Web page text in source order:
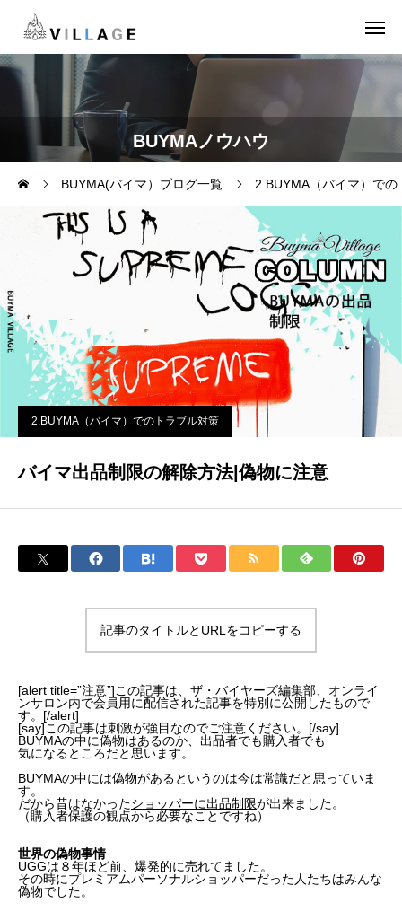
BUYMAノウハウ
BUYMA(バイマ）ブログ一覧 2.BUYMA（バイマ）での
2.BUYMA（バイマ）でのトラブル対策
バイマ出品制限の解除方法|偽物に注意
記事のタイトルとURLをコピーする
[alert title=”注意”]この記事は、ザ・バイヤーズ編集部、オンライ
ンサロン内で会員用に配信された記事を特別に公開したもので
す。[/alert]
[say]この記事は刺激が強目なのでご注意ください。[/say]
BUYMAの中に偽物はあるのか、出品者でも購入者でも
気になるところだと思います。
BUYMAの中には偽物があるというのは今は常識だと思っていま
す。
だから昔はなかったショッパーに出品制限が出来ました。
（購入者保護の観点から必要なことですね）
世界の偽物事情
UGGは８年ほど前、爆発的に売れてました。
その時にプレミアムパーソナルショッパーだった人たちはみんな
偽物でした。